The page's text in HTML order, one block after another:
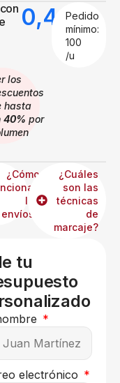
0,49€
Pedido
mínimo:
100
/u
los
hasta
40% por
¿Cómo
los
envíos?
¿Cuáles
son las
técnicas
de
marcaje?
tu
electrónico